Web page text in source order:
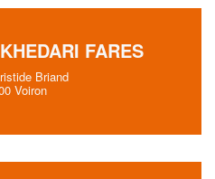
FARES
Briand
Voiron